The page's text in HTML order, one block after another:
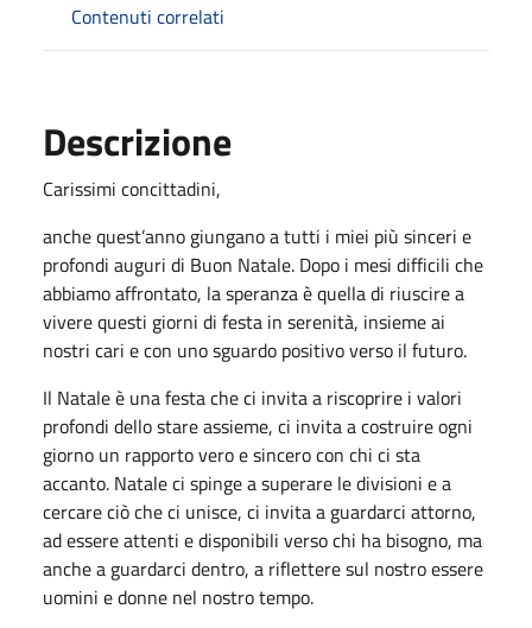
Contenuti correlati
Descrizione
Carissimi concittadini,
anche quest’anno giungano a tutti i miei più sinceri e
profondi auguri di Buon Natale. Dopo i mesi difficili che
abbiamo affrontato, la speranza è quella di riuscire a
vivere questi giorni di festa in serenità, insieme ai
nostri cari e con uno sguardo positivo verso il futuro.
Il Natale è una festa che ci invita a riscoprire i valori
profondi dello stare assieme, ci invita a costruire ogni
giorno un rapporto vero e sincero con chi ci sta
accanto. Natale ci spinge a superare le divisioni e a
cercare ciò che ci unisce, ci invita a guardarci attorno,
ad essere attenti e disponibili verso chi ha bisogno, ma
anche a guardarci dentro, a riflettere sul nostro essere
uomini e donne nel nostro tempo.